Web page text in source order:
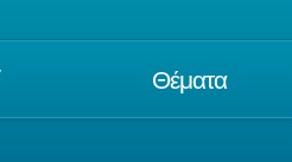
Θέματα